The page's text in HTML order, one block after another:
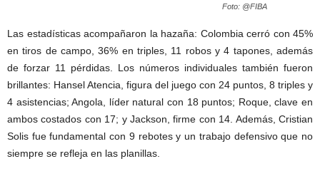
Foto: @FIBA
Las estadísticas acompañaron la hazaña: Colombia cerró con 45%
en tiros de campo, 36% en triples, 11 robos y 4 tapones, además
de forzar 11 pérdidas. Los números individuales también fueron
brillantes: Hansel Atencia, figura del juego con 24 puntos, 8 triples y
4 asistencias; Angola, líder natural con 18 puntos; Roque, clave en
ambos costados con 17; y Jackson, firme con 14. Además, Cristian
Solis fue fundamental con 9 rebotes y un trabajo defensivo que no
siempre se refleja en las planillas.